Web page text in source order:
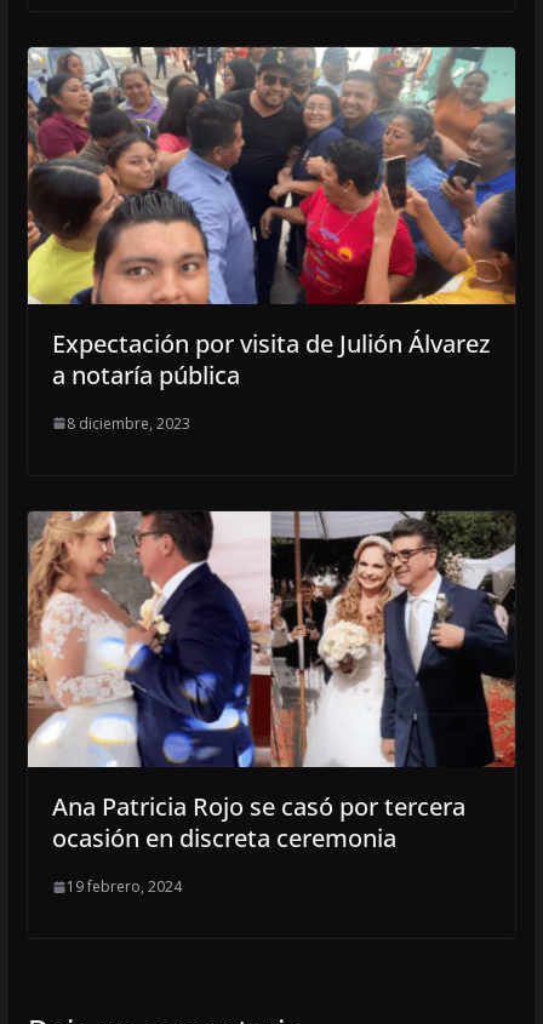
Expectación por visita de Julión Álvarez
a notaría pública
8 diciembre, 2023
Ana Patricia Rojo se casó por tercera
ocasión en discreta ceremonia
19 febrero, 2024